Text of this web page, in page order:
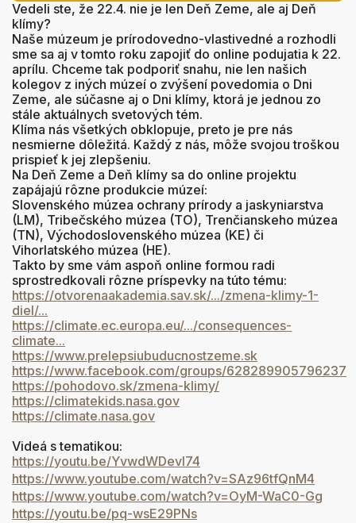
Vedeli ste, že 22.4. nie je len Deň Zeme, ale aj Deň
klímy?
Naše múzeum je prírodovedno-vlastivedné a rozhodli
sme sa aj v tomto roku zapojiť do online podujatia k 22.
aprílu. Chceme tak podporiť snahu, nie len našich
kolegov z iných múzeí o zvýšení povedomia o Dni
Zeme, ale súčasne aj o Dni klímy, ktorá je jednou zo
stále aktuálnych svetových tém.
Klíma nás všetkých obklopuje, preto je pre nás
nesmierne dôležitá. Každý z nás, môže svojou troškou
prispieť k jej zlepšeniu.
Na Deň Zeme a Deň klímy sa do online projektu
zapájajú rôzne produkcie múzeí:
Slovenského múzea ochrany prírody a jaskyniarstva
(LM), Tribečského múzea (TO), Trenčianskeho múzea
(TN), Východoslovenského múzea (KE) či
Vihorlatského múzea (HE).
Takto by sme vám aspoň online formou radi
sprostredkovali rôzne príspevky na túto tému:
https://otvorenaakademia.sav.sk/.../zmena-klimy-1-
diel/...
https://climate.ec.europa.eu/.../consequences-
climate...
https://www.prelepsiubuducnostzeme.sk
https://www.facebook.com/groups/628289905796237
https://pohodovo.sk/zmena-klimy/
https://climatekids.nasa.gov
https://climate.nasa.gov
Videá s tematikou:
https://youtu.be/YvwdWDevI74
https://www.youtube.com/watch?v=SAz96tfQnM4
https://www.youtube.com/watch?v=OyM-WaC0-Gg
https://youtu.be/pq-wsE29PNs